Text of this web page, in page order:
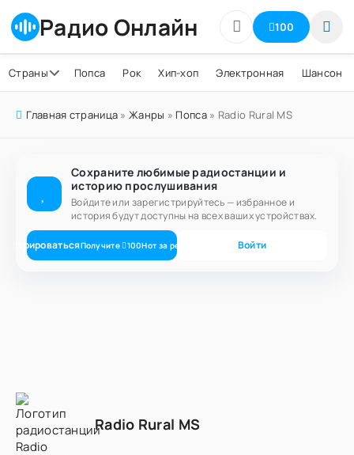
Радио Онлайн 100
Страны Попса Рок Хип-хоп Электронная Шансон
Главная страница »Жанры » Попса» Radio Rural MS
Сохраните любимые радиостанции и
историю прослушивания
Войдите или зарегистрируйтесь — избранное и
история будут доступны на всех ваших устройствах.
Получите 100Нот за регистрацию Войти
Radio Rural MS